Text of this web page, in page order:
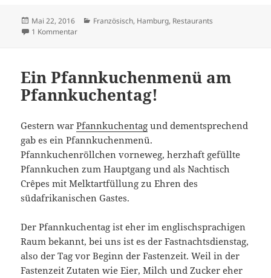
Veröffentlicht
am
Mai 22, 2016 Kategorien
Französisch, Hamburg, Restaurants
1 Kommentarzu Bistro Carmagnole in Hamburg
Ein Pfannkuchenmenü am
Pfannkuchentag!
Gestern warPfannkuchentag und dementsprechend
gab es ein Pfannkuchenmenü.
Pfannkuchenröllchen vorneweg, herzhaft gefüllte
Pfannkuchen zum Hauptgang und als Nachtisch
Crêpes mit Melktartfüllung zu Ehren des
südafrikanischen Gastes.
Der Pfannkuchentag ist eher im englischsprachigen
Raum bekannt, bei uns ist es der Fastnachtsdienstag,
also der Tag vor Beginn der Fastenzeit. Weil in der
Fastenzeit Zutaten wie Eier, Milch und Zucker eher